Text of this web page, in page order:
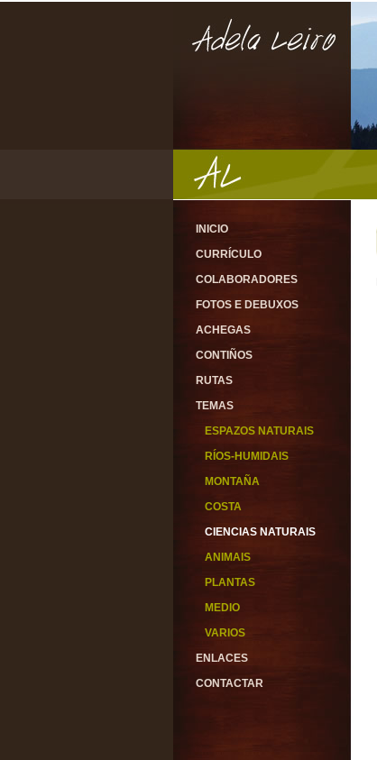
INICIO
CURRÍCULO
COLABORADORES
FOTOS E DEBUXOS
ACHEGAS
CONTIÑOS
RUTAS
TEMAS
ESPAZOS NATURAIS
RÍOS-HUMIDAIS
MONTAÑA
COSTA
CIENCIAS NATURAIS
ANIMAIS
PLANTAS
MEDIO
VARIOS
ENLACES
CONTACTAR